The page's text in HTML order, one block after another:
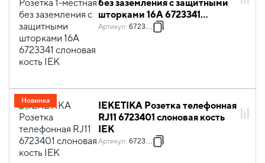
без заземления с защитными
шторками 16А 6723341
слоновая кость IEK
Артикул: 6723341
IEKETIKA Розетка телефонная
RJ11 6723401 слоновая кость
IEK
Артикул: 6723401
Новинка